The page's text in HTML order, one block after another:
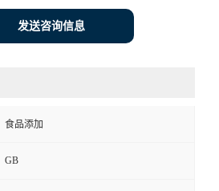
发送咨询信息
食品添加
GB